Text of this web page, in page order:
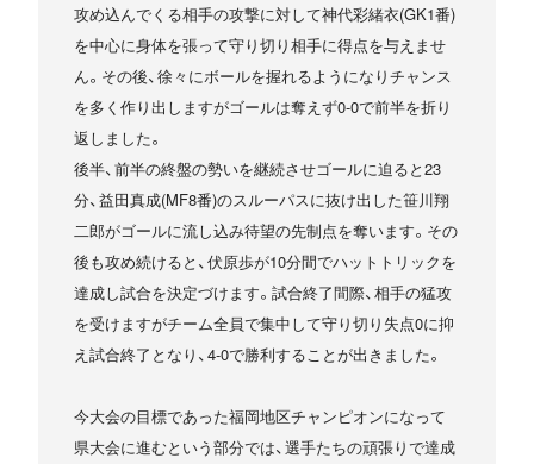
攻め込んでくる相手の攻撃に対して神代彩緒衣(GK1番)
を中心に身体を張って守り切り相手に得点を与えませ
ん。その後、徐々にボールを握れるようになりチャンス
を多く作り出しますがゴールは奪えず0-0で前半を折り
返しました。
後半、前半の終盤の勢いを継続させゴールに迫ると23
分、益田真成(MF8番)のスルーパスに抜け出した笹川翔
二郎がゴールに流し込み待望の先制点を奪います。その
後も攻め続けると、伏原歩が10分間でハットトリックを
達成し試合を決定づけます。試合終了間際、相手の猛攻
を受けますがチーム全員で集中して守り切り失点0に抑
え試合終了となり、4-0で勝利することが出きました。
今大会の目標であった福岡地区チャンピオンになって
県大会に進むという部分では、選手たちの頑張りで達成